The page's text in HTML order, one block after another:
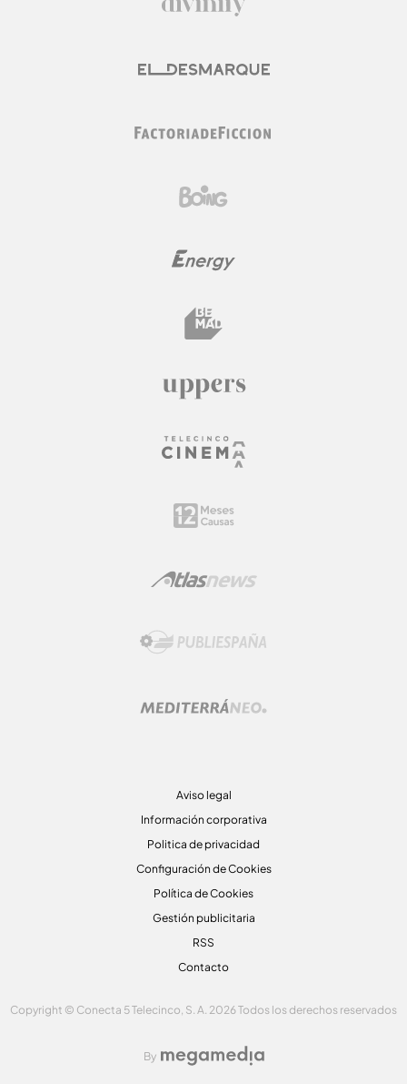
Aviso legal
Información corporativa
Politica de privacidad
Configuración de Cookies
Política de Cookies
Gestión publicitaria
RSS
Contacto
Copyright © Conecta 5 Telecinco, S. A. 2026 Todos los derechos reservados
By